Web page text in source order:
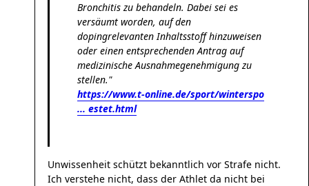
Bronchitis zu behandeln. Dabei sei es
versäumt worden, auf den
dopingrelevanten Inhaltsstoff hinzuweisen
oder einen entsprechenden Antrag auf
medizinische Ausnahmegenehmigung zu
stellen."
https://www.t-online.de/sport/winterspo
... estet.html
Unwissenheit schützt bekanntlich vor Strafe nicht.
Ich verstehe nicht, dass der Athlet da nicht bei